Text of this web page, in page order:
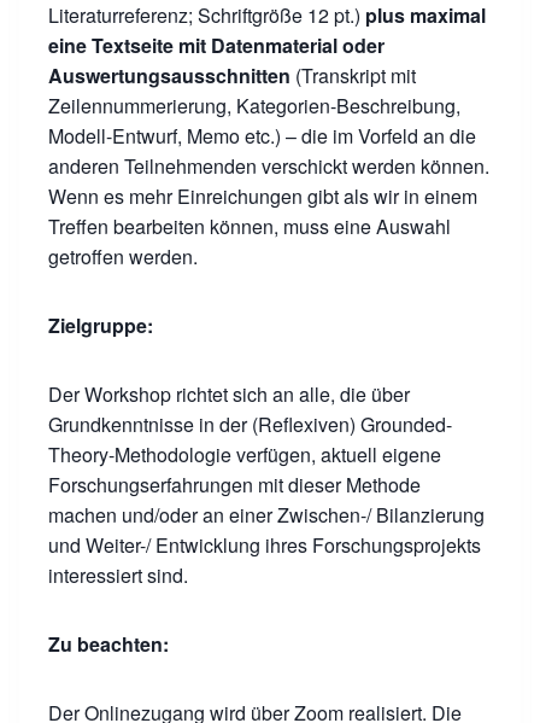
Literaturreferenz; Schriftgröße 12 pt.) plus maximal
eine Textseite mit Datenmaterial oder
Auswertungsausschnitten (Transkript mit
Zeilennummerierung, Kategorien-Beschreibung,
Modell-Entwurf, Memo etc.) – die im Vorfeld an die
anderen Teilnehmenden verschickt werden können.
Wenn es mehr Einreichungen gibt als wir in einem
Treffen bearbeiten können, muss eine Auswahl
getroffen werden.
Zielgruppe:
Der Workshop richtet sich an alle, die über
Grundkenntnisse in der (Reflexiven) Grounded-
Theory-Methodologie verfügen, aktuell eigene
Forschungserfahrungen mit dieser Methode
machen und/oder an einer Zwischen-/ Bilanzierung
und Weiter-/ Entwicklung ihres Forschungsprojekts
interessiert sind.
Zu beachten:
Der Onlinezugang wird über Zoom realisiert. Die